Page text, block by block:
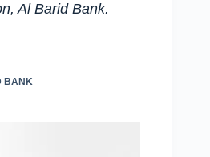
Al Barid Bank.
BANK